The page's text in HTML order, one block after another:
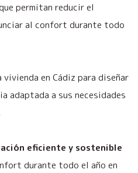
permitan reducir el
al confort durante todo
en Cádiz para diseñar
adaptada a sus necesidades
eficiente y sostenible
durante todo el año en